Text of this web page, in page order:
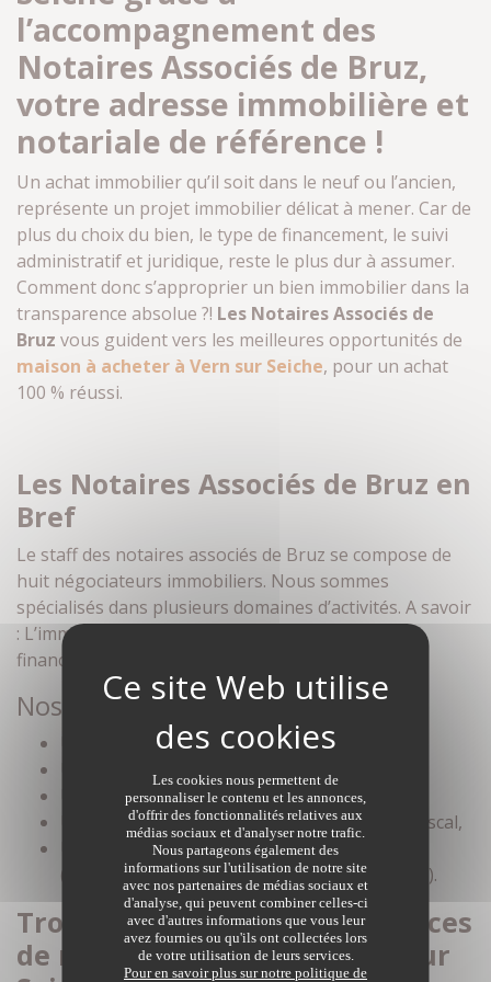
l’accompagnement des
Notaires Associés de Bruz,
votre adresse immobilière et
notariale de référence !
Un achat immobilier qu’il soit dans le neuf ou l’ancien,
représente un projet immobilier délicat à mener. Car de
plus du choix du bien, le type de financement, le suivi
administratif et juridique, reste le plus dur à assumer.
Comment donc s’approprier un bien immobilier dans la
transparence absolue ?! Les Notaires Associés de
Bruz vous guident vers les meilleures opportunités de
maison à acheter à Vern sur Seiche, pour un achat
100 % réussi.
Les Notaires Associés de Bruz en
Bref
Le staff des notaires associés de Bruz se compose de
huit négociateurs immobiliers. Nous sommes
spécialisés dans plusieurs domaines d’activités. A savoir
: L’immobilier, le juridique, la fiscalité ainsi que la
finance.
Nos domaines de compétences
Une recherche immobilière ciblée,
Une estimation de bien immobilier cadrée,
Un suivi administratif,
Un accompagnement financier, juridique et fiscal,
Une assistance lors de la concrétisation
(Signature du contrat et compromis de vente).
Trouvez les meilleures annonces
de maison à acheter à Vern sur
Les cookies nous permettent de
personnaliser le contenu et les annonces,
d'offrir des fonctionnalités relatives aux
médias sociaux et d'analyser notre trafic.
Nous partageons également des
informations sur l'utilisation de notre site
avec nos partenaires de médias sociaux et
d'analyse, qui peuvent combiner celles-ci
avec d'autres informations que vous leur
avez fournies ou qu'ils ont collectées lors
de votre utilisation de leurs services.
Pour en savoir plus sur notre politique de